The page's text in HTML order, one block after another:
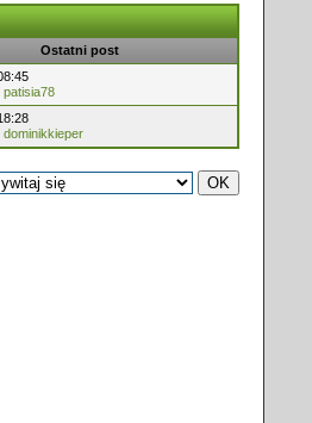
Ostatni post
patisia78
dominikkieper